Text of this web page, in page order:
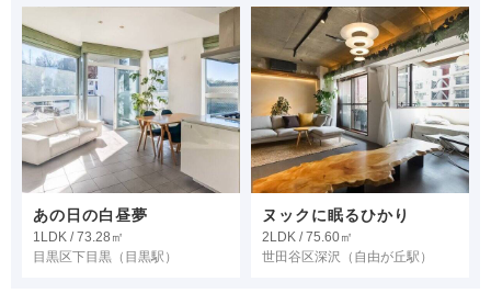
あの日の白昼夢
1LDK / 73.28㎡
目黒区下目黒 （目黒駅）
ヌックに眠るひかり
2LDK / 75.60㎡
世田谷区深沢 （自由が丘駅）